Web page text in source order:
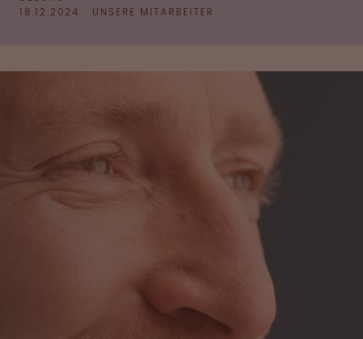
18.12.2024
UNSERE MITARBEITER